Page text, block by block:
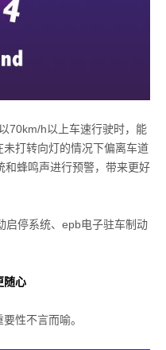
70km/h以上车速行驶时，能
打转向灯的情况下偏离车道
和蜂鸣声进行预警，带来更好
启停系统、epb电子驻车制动
随心
性不言而喻。